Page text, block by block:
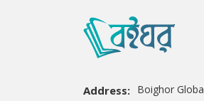
Address: Boighor